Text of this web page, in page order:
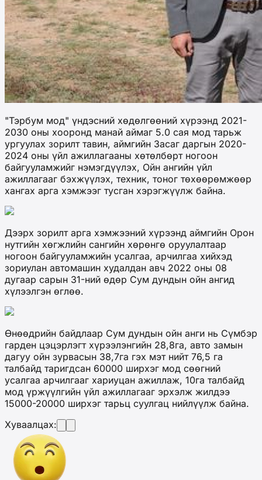
"Тэрбум мод" үндэсний хөдөлгөөний хүрээнд 2021-
2030 оны хооронд манай аймаг 5.0 сая мод тарьж
ургуулах зорилт тавин, аймгийн Засаг даргын 2020-
2024 оны үйл ажиллагааны хөтөлбөрт ногоон
байгууламжийг нэмэгдүүлэх, Ойн ангийн үйл
ажиллагааг бэхжүүлэх, техник, тоног төхөөрөмжөөр
хангах арга хэмжээг тусган хэрэгжүүлж байна.
Дээрх зорилт арга хэмжээний хүрээнд аймгийн Орон
нутгийн хөгжлийн сангийн хөрөнгө оруулалтаар
ногоон байгууламжийн усалгаа, арчилгаа хийхэд
зориулан автомашин худалдан авч 2022 оны 08
дугаар сарын 31-ний өдөр Сум дундын ойн ангид
хүлээлгэн өглөө.
Өнөөдрийн байдлаар Сум дундын ойн анги нь Сүмбэр
гарден цэцэрлэгт хүрээлэнгийн 28,8га, авто замын
дагуу ойн зурвасын 38,7га гэх мэт нийт 76,5 га
талбайд таригдсан 60000 ширхэг мод сөөгний
усалгаа арчилгааг хариуцан ажиллаж, 10га талбайд
мод үржүүлгийн үйл ажиллагааг эрхэлж жилдээ
15000-20000 ширхэг тарьц суулгац нийлүүлж байна.
Хуваалцах: